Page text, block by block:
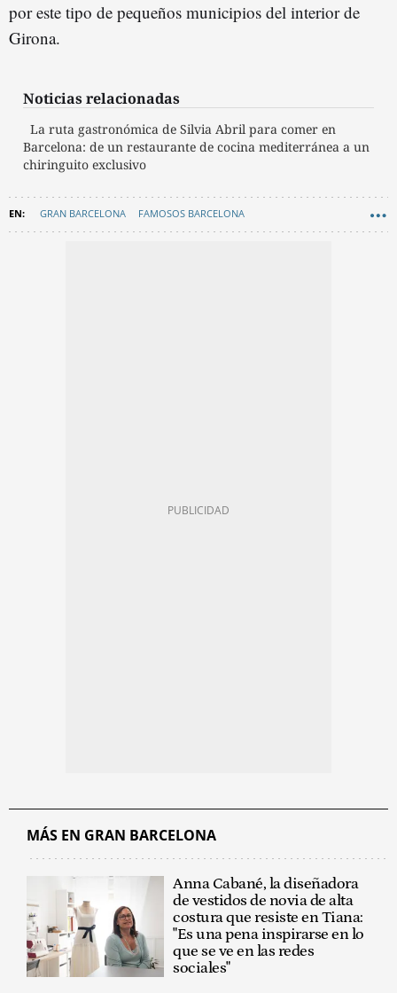
por este tipo de pequeños municipios del interior de
Girona.
Noticias relacionadas
La ruta gastronómica de Silvia Abril para comer en
Barcelona: de un restaurante de cocina mediterránea a un
chiringuito exclusivo
GRAN BARCELONA FAMOSOS BARCELONA
MÁS EN GRAN BARCELONA
Anna Cabané, la diseñadora
de vestidos de novia de alta
costura que resiste en Tiana:
"Es una pena inspirarse en lo
que se ve en las redes
sociales"